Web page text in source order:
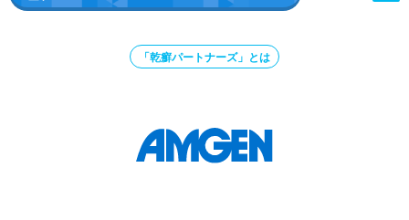
「乾癬パートナーズ」とは